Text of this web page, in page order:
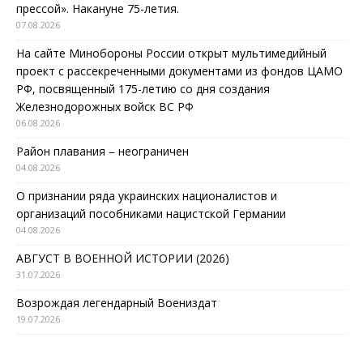
прессой». Накануне 75-летия.
07.08.2026
На сайте Минобороны России открыт мультимедийный
проект с рассекреченными документами из фондов ЦАМО
РФ, посвященный 175-летию со дня создания
Железнодорожных войск ВС РФ
06.08.2026
Район плавания – неограничен
04.08.2026
О признании ряда украинских националистов и
организаций пособниками нацистской Германии
04.08.2026
АВГУСТ В ВОЕННОЙ ИСТОРИИ (2026)
31.07.2026
Возрождая легендарный Воениздат
19.07.2026